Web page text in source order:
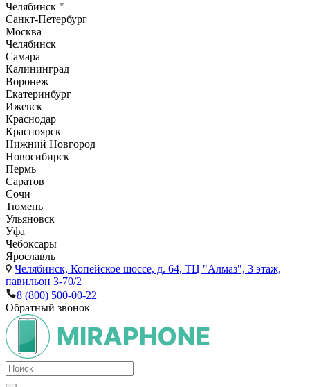
Челябинск
Санкт-Петербург
Москва
Челябинск
Самара
Калининград
Воронеж
Екатеринбург
Ижевск
Краснодар
Красноярск
Нижний Новгород
Новосибирск
Пермь
Саратов
Сочи
Тюмень
Ульяновск
Уфа
Чебоксары
Ярославль
Челябинск, Копейское шоссе, д. 64, ТЦ "Алмаз", 3 этаж,
павильон 3-70/2
8 (800) 500-00-22
Обратный звонок